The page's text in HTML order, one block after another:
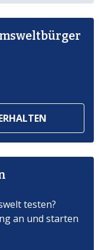
testen?
an und starten